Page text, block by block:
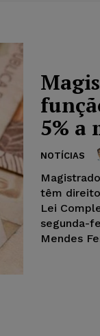
5% a
NOTÍCIAS
têm
Lei
segunda-
Mendes